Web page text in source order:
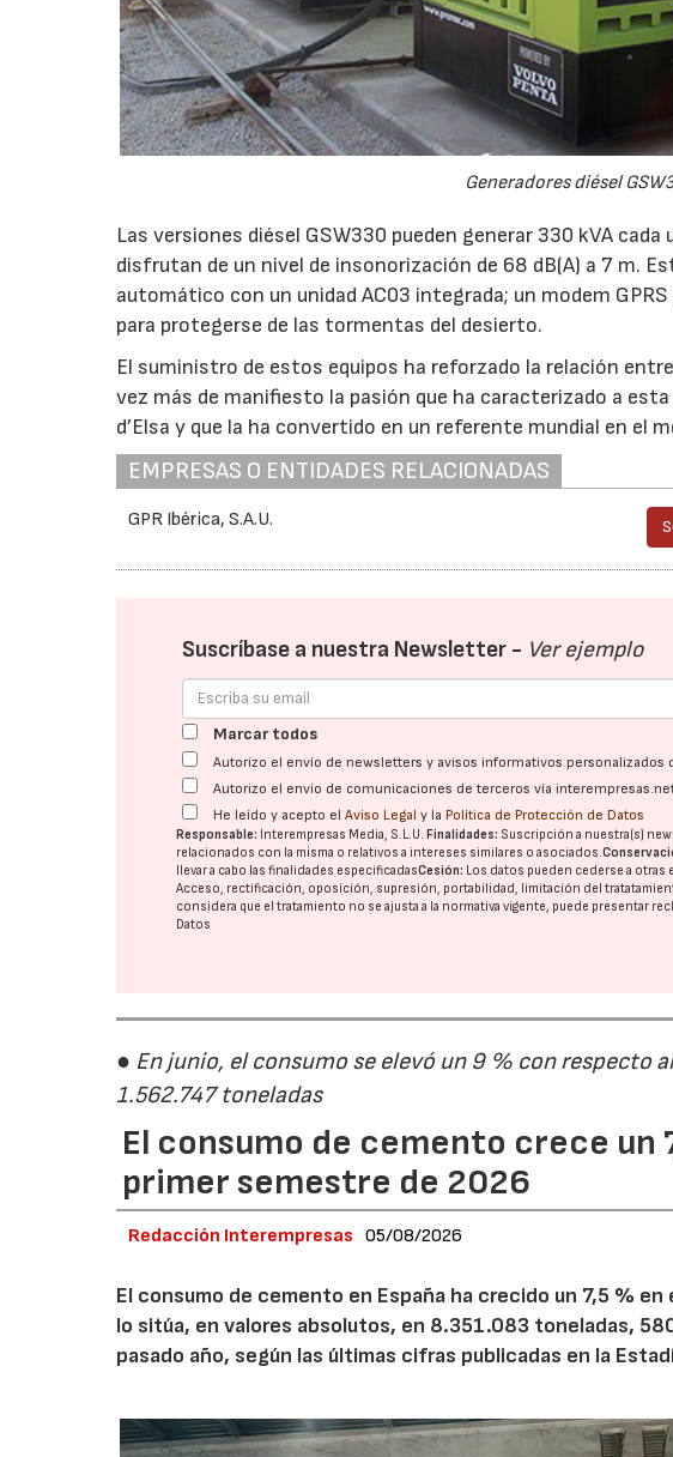
Generadores diésel
Las versiones diésel GSW330 pueden generar 330 kVA
disfrutan de un nivel de insonorización de 68 dB(A) a 7 m.
automático con un unidad AC03 integrada; un modem
para protegerse de las tormentas del desierto.
El suministro de estos equipos ha reforzado la relación
vez más de manifiesto la pasión que ha caracterizado a
d’Elsa y que la ha convertido en un referente mundial en el
EMPRESAS O ENTIDADES RELACIONADAS
GPR Ibérica, S.A.U.
Suscríbase a nuestra Newsletter - Ver ejemplo
Marcar todos
Autorizo el envío de newsletters y avisos informativos personalizados
Autorizo el envío de comunicaciones de terceros vía
He leído y acepto elAviso Legal y la Política de Protección de Datos
Responsable: Interempresas Media, S.L.U.Finalidades: Suscripción a nuestra(s)
relacionados con la misma o relativos a intereses similares o asociados.
llevar a cabo las finalidades especificadasCesión: Los datos pueden cederse a otras
Acceso, rectificación, oposición, supresión, portabilidad, limitación del
considera que el tratamiento no se ajusta a la normativa vigente, puede presentar
Datos
● En junio, el consumo se elevó un 9 % con respecto
1.562.747 toneladas
El consumo de cemento crece un
primer semestre de 2026
Redacción Interempresas 05/08/2026
El consumo de cemento en España ha crecido un 7,5 %
lo sitúa, en valores absolutos, en 8.351.083 toneladas,
pasado año, según las últimas cifras publicadas en la